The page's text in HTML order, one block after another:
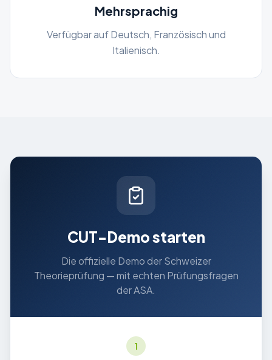
Mehrsprachig
Verfügbar auf Deutsch, Französisch und
Italienisch.
CUT-Demo starten
Die offizielle Demo der Schweizer
Theorieprüfung — mit echten Prüfungsfragen
der ASA.
1